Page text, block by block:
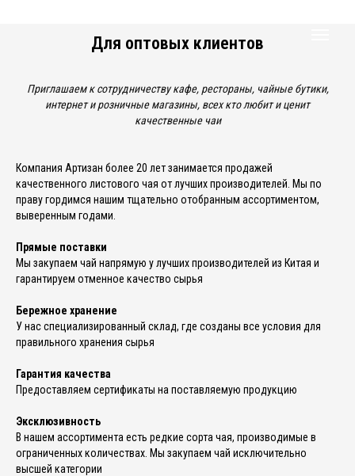
Для оптовых клиентов
Приглашаем к сотрудничеству кафе, рестораны, чайные бутики,
интернет и розничные магазины, всех кто любит и ценит
качественные чаи
Компания Артизан более 20 лет занимается продажей
качественного листового чая от лучших производителей. Мы по
праву гордимся нашим тщательно отобранным ассортиментом,
выверенным годами.
Прямые поставки
Мы закупаем чай напрямую у лучших производителей из Китая и
гарантируем отменное качество сырья
Бережное хранение
У нас специализированный склад, где созданы все условия для
правильного хранения сырья
Гарантия качества
Предоставляем сертификаты на поставляемую продукцию
Эксклюзивность
В нашем ассортимента есть редкие сорта чая, производимые в
ограниченных количествах. Мы закупаем чай исключительно
высшей категории